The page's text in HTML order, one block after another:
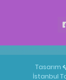
Tasarım
İstanbul